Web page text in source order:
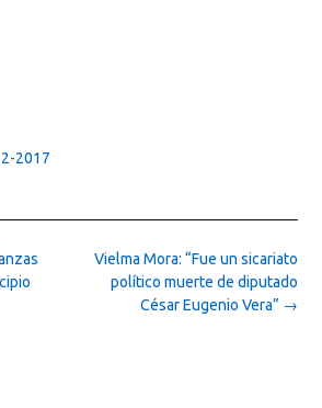
2017
Vielma Mora: “Fue un sicariato
político muerte de diputado
César Eugenio Vera” →